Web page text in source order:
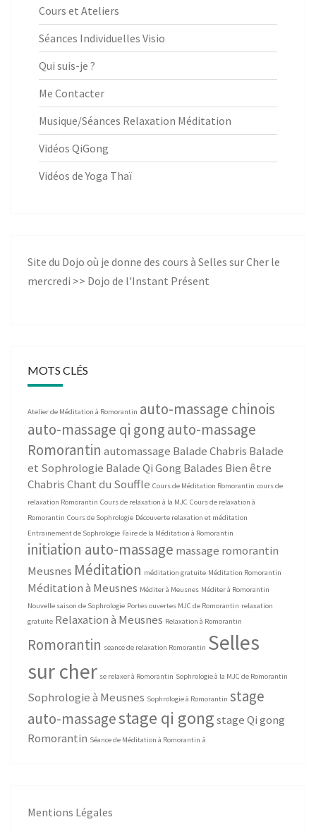
Cours et Ateliers
Séances Individuelles Visio
Qui suis-je ?
Me Contacter
Musique/Séances Relaxation Méditation
Vidéos QiGong
Vidéos de Yoga Thaï
Site du Dojo où je donne des cours à Selles sur Cher le
mercredi >> Dojo de l'Instant Présent
MOTS CLÉS
Atelier de Méditation à Romorantin auto-massage chinois
auto-massage qi gongauto-massage
Romorantin automassage Balade Chabris Balade
et Sophrologie Balade Qi Gong Balades Bien être
ChabrisChant du Souffle Cours de Méditation Romorantin cours de
relaxation Romorantin Cours de relaxation à la MJC Cours de relaxation à
Romorantin Cours de Sophrologie Découverte relaxation et méditation
Entrainement de Sophrologie Faire de la Méditation à Romorantin
initiation auto-massage massage romorantin
Meusnes Méditation méditation gratuite Méditation Romorantin
Méditation à Meusnes Méditer à Meusnes Méditer à Romorantin
Nouvelle saison de Sophrologie Portes ouvertes MJC de Romorantin relaxation
gratuite Relaxation à Meusnes Relaxation à Romorantin
Romorantin seance de relaxation Romorantin Selles
sur cher se relaxer à Romorantin Sophrologie à la MJC de Romorantin
Sophrologie à Meusnes Sophrologie à Romorantin stage
auto-massagestage qi gongstage Qi gong
Romorantin Séance de Méditation à Romorantin â
Mentions Légales